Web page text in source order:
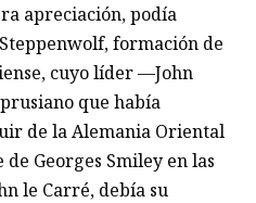
apreciación, podía
formación de
cuyo líder —John
que había
de la Alemania Oriental
de Georges Smiley en las
le Carré, debía su